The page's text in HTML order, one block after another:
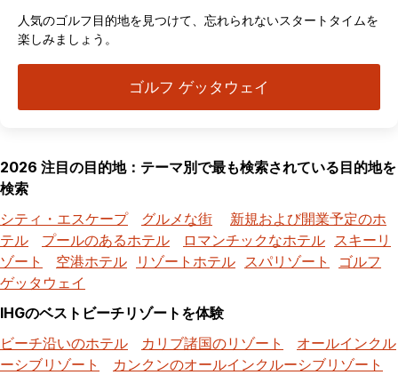
人気のゴルフ目的地を見つけて、忘れられないスタートタイムを
楽しみましょう。
ゴルフ ゲッタウェイ
2026 注目の目的地：テーマ別で最も検索されている目的地を
検索
シティ・エスケープ
グルメな街
新規および開業予定のホ
テル
プールのあるホテル ロマンチックなホテル スキーリ
ゾート
空港ホテル リゾートホテル スパリゾート
ゴルフ
ゲッタウェイ
IHGのベストビーチリゾートを体験
ビーチ沿いのホテル
カリブ諸国のリゾート
オールインクル
ーシブリゾート
カンクンのオールインクルーシブリゾート